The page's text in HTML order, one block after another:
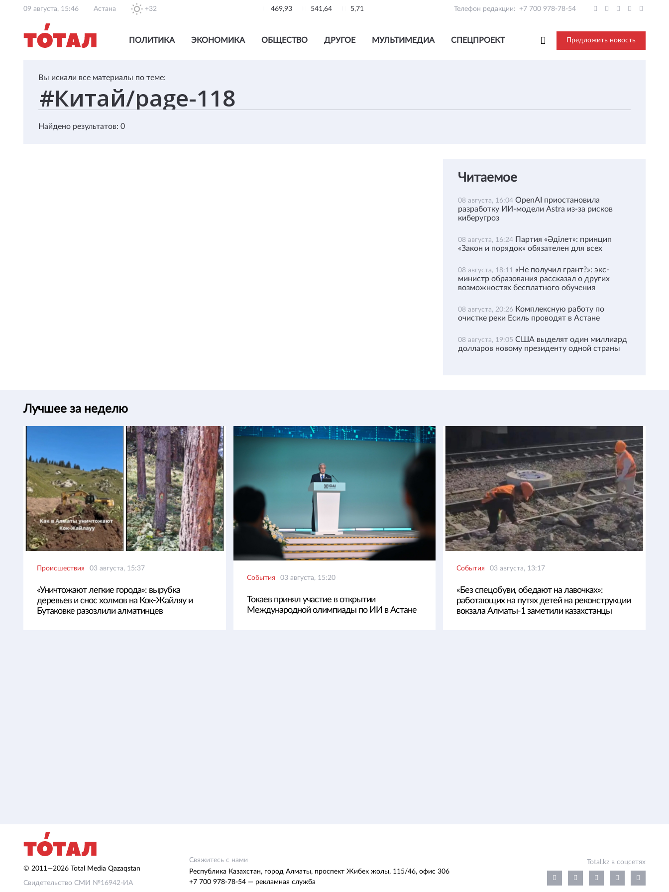
09 августа, 15:46 Астана +32 469,93 541,64 5,71 Телефон редакции: +7 700 978-78-54
ПОЛИТИКА ЭКОНОМИКА ОБЩЕСТВО ДРУГОЕ МУЛЬТИМЕДИА СПЕЦПРОЕКТ Предложить новость
Вы искали все материалы по теме:
Найдено результатов: 0
Читаемое
08 августа, 16:04 OpenAI приостановила
разработку ИИ-модели Astra из-за рисков
киберугроз
08 августа, 16:24 Партия «Әділет»: принцип
«Закон и порядок» обязателен для всех
08 августа, 18:11 «Не получил грант?»: экс-
министр образования рассказал о других
возможностях бесплатного обучения
08 августа, 20:26 Комплексную работу по
очистке реки Есиль проводят в Астане
08 августа, 19:05 США выделят один миллиард
долларов новому президенту одной страны
Лучшее за неделю
Происшествия 03 августа, 15:37
«Уничтожают легкие города»: вырубка
деревьев и снос холмов на Кок-Жайляу и
Бутаковке разозлили алматинцев
События 03 августа, 15:20
Токаев принял участие в открытии
Международной олимпиады по ИИ в Астане
События 03 августа, 13:17
«Без спецобуви, обедают на лавочках»:
работающих на путях детей на реконструкции
вокзала Алматы-1 заметили казахстанцы
© 2011—2026 Total Media Qazaqstan
Свидетельство СМИ №16942-ИА
Свяжитесь с нами
Республика Казахстан, город Алматы, проспект Жибек жолы, 115/46, офис 306
+7 700 978-78-54 — рекламная служба
Total.kz в соцсетях